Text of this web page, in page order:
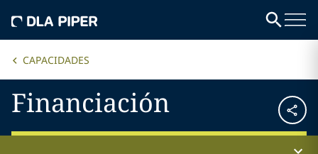
CAPACIDADES
Financiación